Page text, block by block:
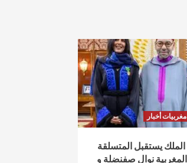
مغربيات أخبار
الملك يستقبل المتسلقة
المغربية نوال صفنضلة و